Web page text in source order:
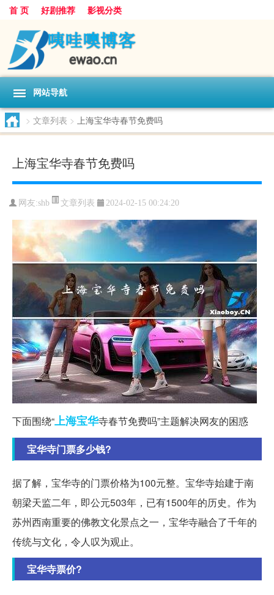
首 页 好剧推荐 影视分类
网站导航
> 文章列表 > 上海宝华寺春节免费吗
上海宝华寺春节免费吗
网友:shb 文章列表 2024-02-15 00:24:20
下面围绕“上海宝华寺春节免费吗”主题解决网友的困惑
宝华寺门票多少钱?
据了解，宝华寺的门票价格为100元整。宝华寺始建于南
朝梁天监二年，即公元503年，已有1500年的历史。作为
苏州西南重要的佛教文化景点之一，宝华寺融合了千年的
传统与文化，令人叹为观止。
宝华寺票价?